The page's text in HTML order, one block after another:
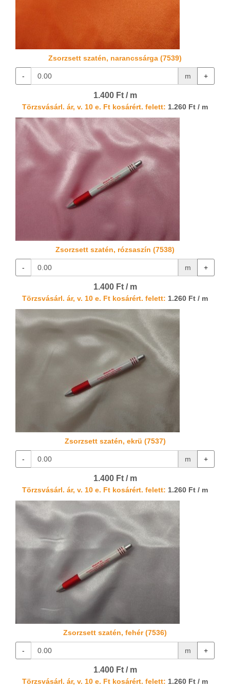
Zsorzsett szatén, narancssárga (7539)
- m +
1.400 Ft / m
Törzsvásárl. ár, v. 10 e. Ft kosárért. felett: 1.260 Ft / m
Zsorzsett szatén, rózsaszín (7538)
- m +
1.400 Ft / m
Törzsvásárl. ár, v. 10 e. Ft kosárért. felett: 1.260 Ft / m
Zsorzsett szatén, ekrü (7537)
- m +
1.400 Ft / m
Törzsvásárl. ár, v. 10 e. Ft kosárért. felett: 1.260 Ft / m
Zsorzsett szatén, fehér (7536)
- m +
1.400 Ft / m
Törzsvásárl. ár, v. 10 e. Ft kosárért. felett: 1.260 Ft / m